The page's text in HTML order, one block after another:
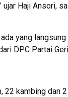
Haji Ansori,
yang
DPC Partai
22 kambing dan